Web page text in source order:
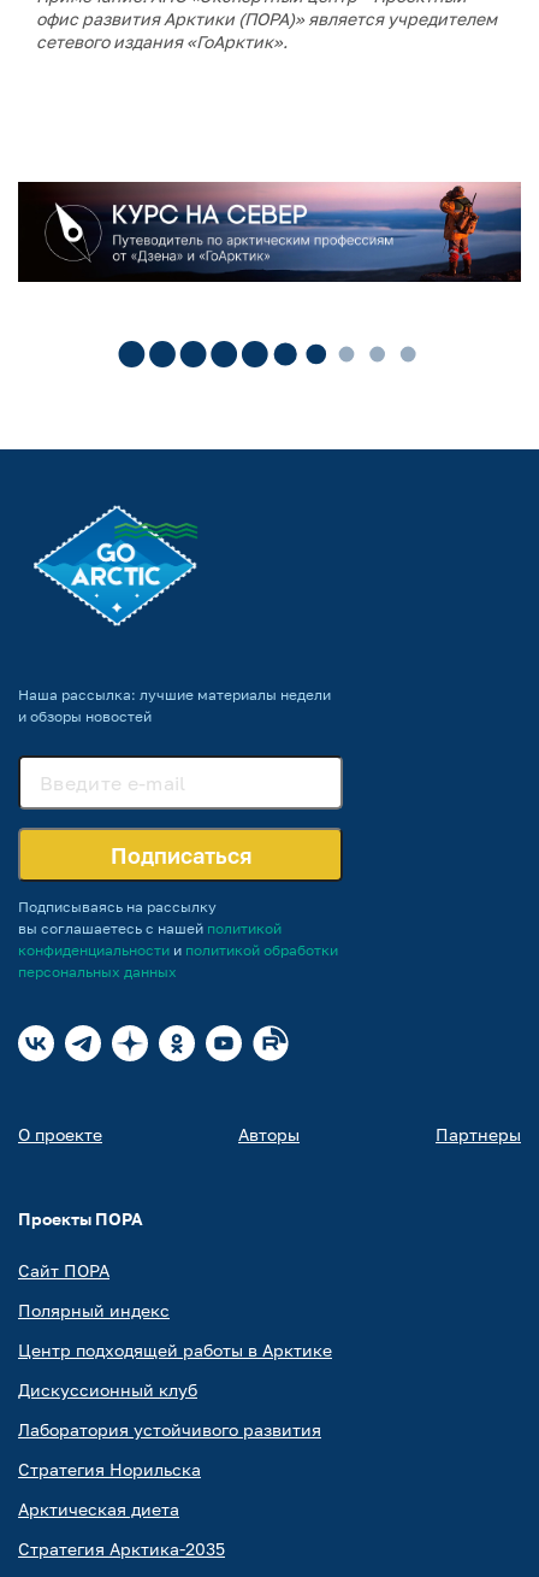
офис развития Арктики (ПОРА)» является учредителем
сетевого издания «ГоАрктик».
Наша рассылка: лучшие материалы недели
и обзоры новостей
Подписаться
Подписываясь на рассылку
вы соглашаетесь с нашей политикой
конфиденциальности и политикой обработки
персональных данных
О проекте Авторы Партнеры
Проекты ПОРА
Сайт ПОРА
Полярный индекс
Центр подходящей работы в Арктике
Дискуссионный клуб
Лаборатория устойчивого развития
Стратегия Норильска
Арктическая диета
Стратегия Арктика-2035